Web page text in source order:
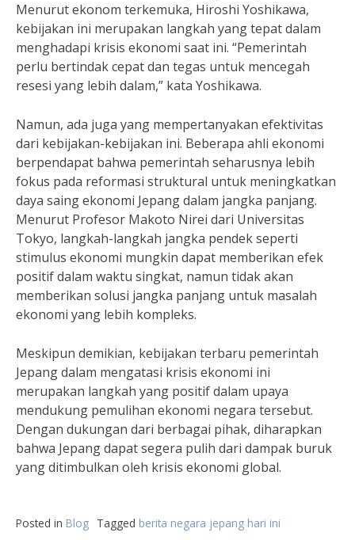
Menurut ekonom terkemuka, Hiroshi Yoshikawa,
kebijakan ini merupakan langkah yang tepat dalam
menghadapi krisis ekonomi saat ini. “Pemerintah
perlu bertindak cepat dan tegas untuk mencegah
resesi yang lebih dalam,” kata Yoshikawa.
Namun, ada juga yang mempertanyakan efektivitas
dari kebijakan-kebijakan ini. Beberapa ahli ekonomi
berpendapat bahwa pemerintah seharusnya lebih
fokus pada reformasi struktural untuk meningkatkan
daya saing ekonomi Jepang dalam jangka panjang.
Menurut Profesor Makoto Nirei dari Universitas
Tokyo, langkah-langkah jangka pendek seperti
stimulus ekonomi mungkin dapat memberikan efek
positif dalam waktu singkat, namun tidak akan
memberikan solusi jangka panjang untuk masalah
ekonomi yang lebih kompleks.
Meskipun demikian, kebijakan terbaru pemerintah
Jepang dalam mengatasi krisis ekonomi ini
merupakan langkah yang positif dalam upaya
mendukung pemulihan ekonomi negara tersebut.
Dengan dukungan dari berbagai pihak, diharapkan
bahwa Jepang dapat segera pulih dari dampak buruk
yang ditimbulkan oleh krisis ekonomi global.
Posted in Blog Tagged berita negara jepang hari ini